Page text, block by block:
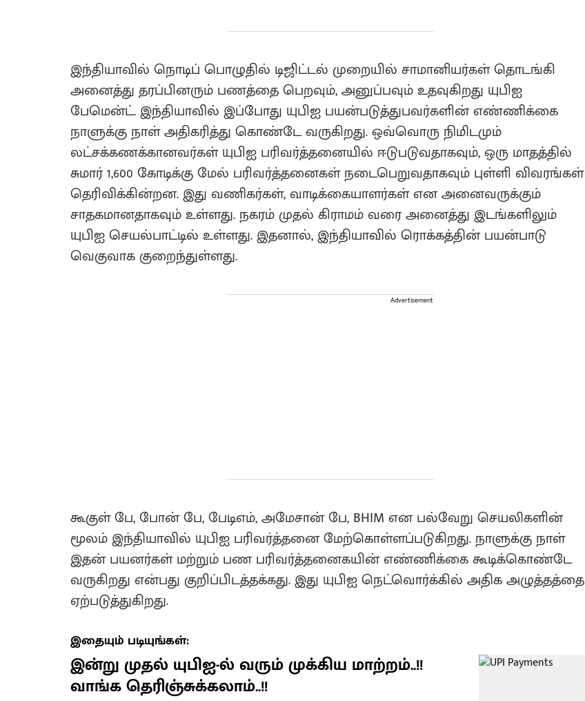
இந்தியாவில் நொடிப் பொழுதில் டிஜிட்டல் முறையில் சாமானியர்கள் தொடங்கி
அனைத்து தரப்பினரும் பணத்தை பெறவும், அனுப்பவும் உதவுகிறது யுபிஐ
பேமென்ட். இந்தியாவில் இப்போது யுபிஐ பயன்படுத்துபவர்களின் எண்ணிக்கை
நாளுக்கு நாள் அதிகரித்து கொண்டே வருகிறது. ஒவ்வொரு நிமிடமும்
லட்சக்கணக்கானவர்கள் யுபிஐ பரிவர்த்தனையில் ஈடுபடுவதாகவும், ஒரு மாதத்தில்
சுமார் 1,600 கோடிக்கு மேல் பரிவர்த்தனைகள் நடைபெறுவதாகவும் புள்ளி விவரங்கள்
தெரிவிக்கின்றன. இது வணிகர்கள், வாடிக்கையாளர்கள் என அனைவருக்கும்
சாதகமானதாகவும் உள்ளது. நகரம் முதல் கிராமம் வரை அனைத்து இடங்களிலும்
யுபிஐ செயல்பாட்டில் உள்ளது. இதனால், இந்தியாவில் ரொக்கத்தின் பயன்பாடு
வெகுவாக குறைந்துள்ளது.
Advertisement
கூகுள் பே, போன் பே, பேடிஎம், அமேசான் பே, BHIM என பல்வேறு செயலிகளின்
மூலம் இந்தியாவில் யுபிஐ பரிவர்த்தனை மேற்கொள்ளப்படுகிறது. நாளுக்கு நாள்
இதன் பயனர்கள் மற்றும் பண பரிவர்த்தனைகயின் எண்ணிக்கை கூடிக்கொண்டே
வருகிறது என்பது குறிப்பிடத்தக்கது. இது யுபிஐ நெட்வொர்க்கில் அதிக அழுத்தத்தை
ஏற்படுத்துகிறது.
இதையும் படியுங்கள்:
இன்று முதல் யுபிஐ-ல் வரும் முக்கிய மாற்றம்..!!
வாங்க தெரிஞ்சுக்கலாம்..!!